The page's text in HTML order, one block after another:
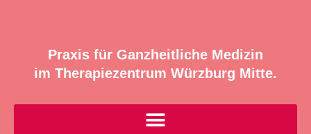
Praxis für Ganzheitliche Medizin
im Therapiezentrum Würzburg Mitte.